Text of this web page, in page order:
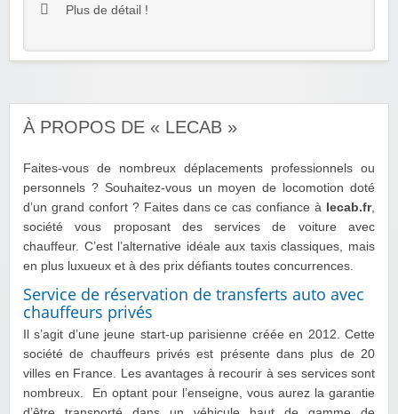
Plus de détail !
À PROPOS DE « LECAB »
Faites-vous de nombreux déplacements professionnels ou
personnels ? Souhaitez-vous un moyen de locomotion doté
d’un grand confort ? Faites dans ce cas confiance à
lecab.fr,
société vous proposant des services de voiture avec
chauffeur. C’est l’alternative idéale aux taxis classiques, mais
en plus luxueux et à des prix défiants toutes concurrences.
Service de réservation de transferts auto avec
chauffeurs privés
Il s’agit d’une jeune start-up parisienne créée en 2012. Cette
société de chauffeurs privés est présente dans plus de 20
villes en France. Les avantages à recourir à ses services sont
nombreux. En optant pour l’enseigne, vous aurez la garantie